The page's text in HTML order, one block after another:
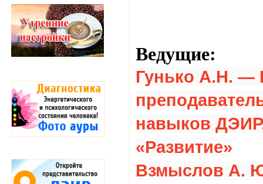
Ведущие:
Гунько А.Н. —
навыков
«Развитие»
Взмыслов А.